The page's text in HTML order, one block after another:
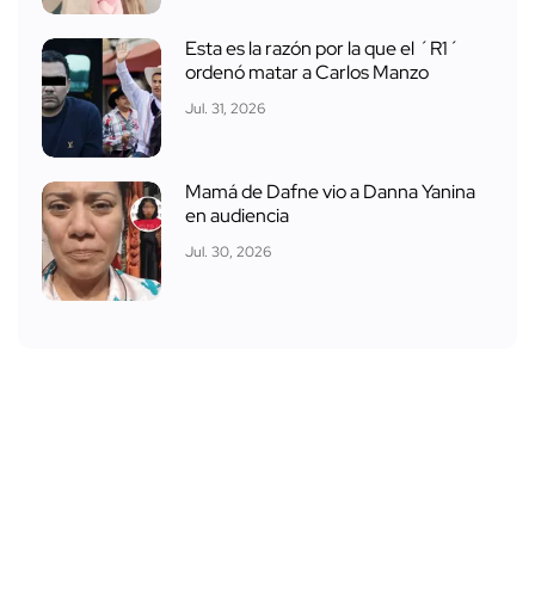
Esta es la razón por la que el ´R1´
ordenó matar a Carlos Manzo
Jul. 31, 2026
Mamá de Dafne vio a Danna Yanina
en audiencia
Jul. 30, 2026